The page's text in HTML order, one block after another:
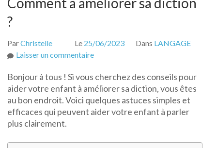
?
ParChristelle Le 25/06/2023 Dans LANGAGE
Laisser un commentairesur
à
améliorer
sa
diction
Bonjour à tous ! Si vous cherchez des conseils pour
aider votre enfant à améliorer sa diction, vous êtes
au bon endroit. Voici quelques astuces simples et
efficaces qui peuvent aider votre enfant à parler
plus clairement.